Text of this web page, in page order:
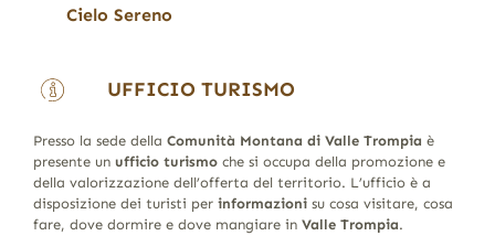
Cielo Sereno
UFFICIO TURISMO
Presso la sede della Comunità Montana di Valle Trompia è
presente un ufficio turismoche si occupa della promozione e
della valorizzazione dell’offerta del territorio. L’ufficio è a
disposizione dei turisti per informazionisu cosa visitare, cosa
fare, dove dormire e dove mangiare in Valle Trompia.